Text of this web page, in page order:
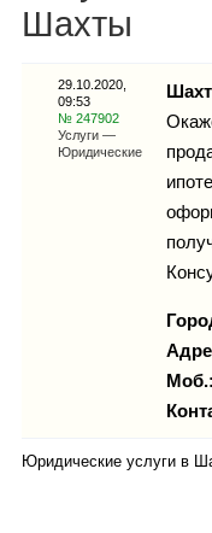
Шахты
29.10.2020,
09:53
№ 247902
Услуги —
Юридические
Моб.:
Юридические услуги в